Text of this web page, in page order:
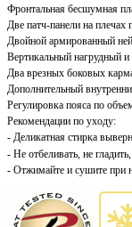
Фронтальная бесшумная
Две патч-панели на
Двойной армированный
Вертикальный нагрудный
Два врезных боковых
Дополнительный
Регулировка пояса по
Рекомендации по уходу:
- Деликатная стирка
- Не отбеливать, не
- Отжимайте и сушите при